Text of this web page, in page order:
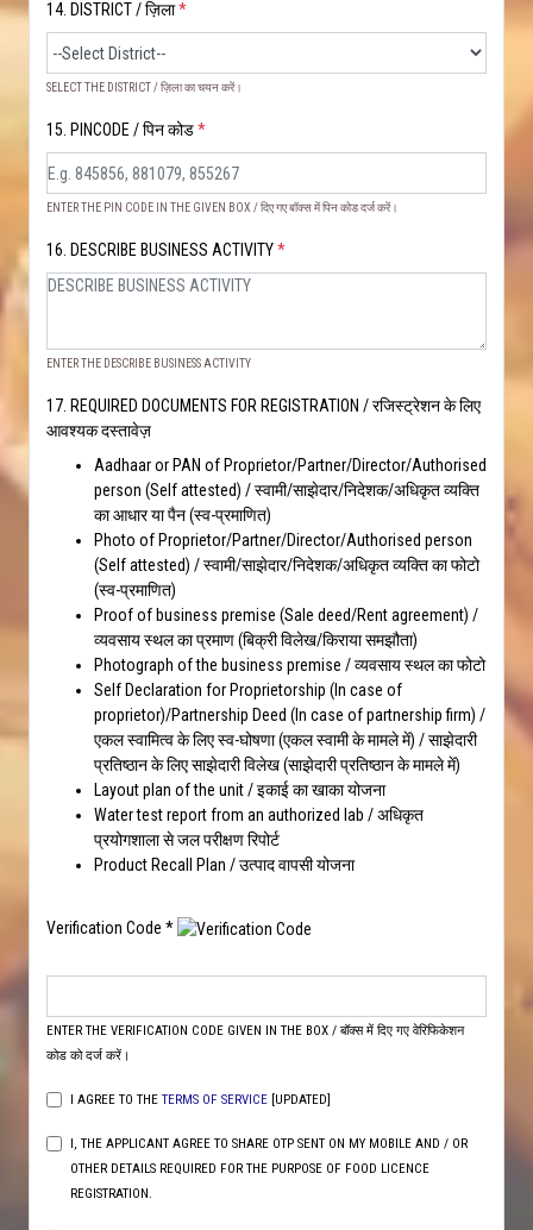
14. DISTRICT / ज़िला*
SELECT THE DISTRICT / ज़िला का चयन करें।
15. PINCODE / पिन कोड*
ENTER THE PIN CODE IN THE GIVEN BOX / दिए गए बॉक्स में पिन कोड दर्ज करें।
16. DESCRIBE BUSINESS ACTIVITY*
ENTER THE DESCRIBE BUSINESS ACTIVITY
17. REQUIRED DOCUMENTS FOR REGISTRATION / रजिस्ट्रेशन के लिए
आवश्यक दस्तावेज़
Aadhaar or PAN of Proprietor/Partner/Director/Authorised
person (Self attested) / स्वामी/साझेदार/निदेशक/अधिकृत व्यक्ति
का आधार या पैन (स्व-प्रमाणित)
Photo of Proprietor/Partner/Director/Authorised person
(Self attested) / स्वामी/साझेदार/निदेशक/अधिकृत व्यक्ति का फोटो
(स्व-प्रमाणित)
Proof of business premise (Sale deed/Rent agreement) /
व्यवसाय स्थल का प्रमाण (बिक्री विलेख/किराया समझौता)
Photograph of the business premise / व्यवसाय स्थल का फोटो
Self Declaration for Proprietorship (In case of
proprietor)/Partnership Deed (In case of partnership firm) /
एकल स्वामित्व के लिए स्व-घोषणा (एकल स्वामी के मामले में) / साझेदारी
प्रतिष्ठान के लिए साझेदारी विलेख (साझेदारी प्रतिष्ठान के मामले में)
Layout plan of the unit / इकाई का खाका योजना
Water test report from an authorized lab / अधिकृत
प्रयोगशाला से जल परीक्षण रिपोर्ट
Product Recall Plan / उत्पाद वापसी योजना
Verification Code *
ENTER THE VERIFICATION CODE GIVEN IN THE BOX / बॉक्स में दिए गए वेरिफिकेशन
कोड को दर्ज करें।
I AGREE TO THE TERMS OF SERVICE [UPDATED]
I, THE APPLICANT AGREE TO SHARE OTP SENT ON MY MOBILE AND / OR
OTHER DETAILS REQUIRED FOR THE PURPOSE OF FOOD LICENCE
REGISTRATION.